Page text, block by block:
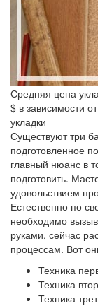
Средняя цена
$ в зависимости
укладки
Существуют три
подготовленное
главный нюанс в
подготовить.
удовольствием
Естественно по
необходимо
руками, сейчас
процессам. Вот
Техника
Техника
Техника